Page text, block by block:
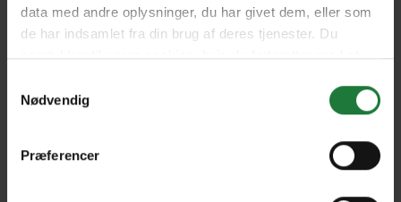
data med andre oplysninger, du har givet dem, eller som
de har indsamlet fra din brug af deres tjenester. Du
samtykker til vores cookies, hvis du fortsætter med at
Nødvendig
Præferencer
04-2020 03-2020